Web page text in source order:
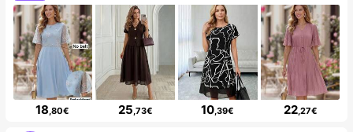
18,80€ 25,73€ 10,39€ 22,27€